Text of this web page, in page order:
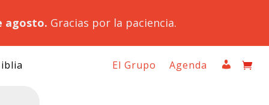
agosto. Gracias por la paciencia.
El Grupo Agenda